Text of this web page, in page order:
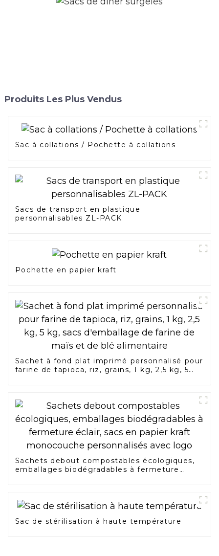
Produits Les Plus Vendus
Sac à collations / Pochette à collations
Sacs de transport en plastique
personnalisables ZL-PACK
Pochette en papier kraft
Sachet à fond plat imprimé personnalisé pour
farine de tapioca, riz, grains, 1 kg, 2,5 kg, 5
Sachets debout compostables écologiques,
emballages biodégradables à fermeture
Sac de stérilisation à haute température